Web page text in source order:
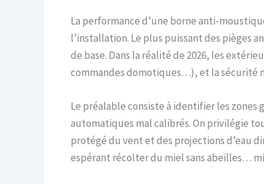
La performance d’une borne anti-
l’installation. Le plus puissant des pièges
de base. Dans la réalité de 2026, les
commandes domotiques…), et la sécurité
Le préalable consiste à identifier les
automatiques mal calibrés. On privilégie
protégé du vent et des projections d’eau
espérant récolter du miel sans abeilles…